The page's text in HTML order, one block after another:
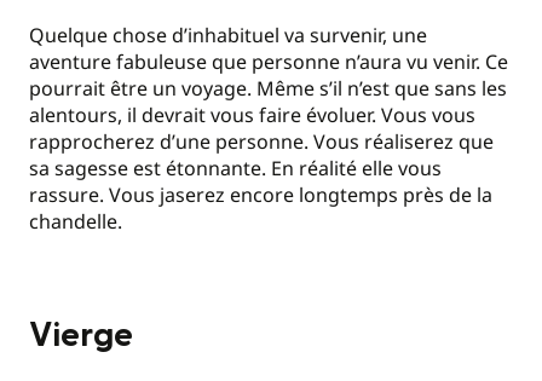
Quelque chose d’inhabituel va survenir, une
aventure fabuleuse que personne n’aura vu venir. Ce
pourrait être un voyage. Même s’il n’est que sans les
alentours, il devrait vous faire évoluer. Vous vous
rapprocherez d’une personne. Vous réaliserez que
sa sagesse est étonnante. En réalité elle vous
rassure. Vous jaserez encore longtemps près de la
chandelle.
Vierge